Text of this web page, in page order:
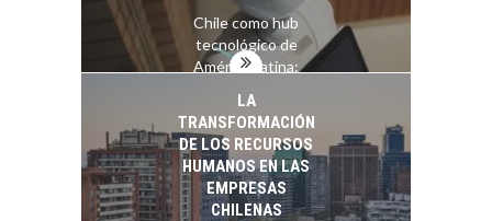
Chile como hub
tecnológico de
América Latina:
LA
TRANSFORMACIÓN
DE LOS RECURSOS
HUMANOS EN LAS
EMPRESAS
CHILENAS